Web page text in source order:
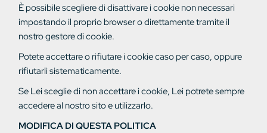
È possibile scegliere di disattivare i cookie non necessari
impostando il proprio browser o direttamente tramite il
nostro gestore di cookie.
Potete accettare o rifiutare i cookie caso per caso, oppure
rifiutarli sistematicamente.
Se Lei scegliedi nonaccettare i cookie, Lei potrete sempre
accedere al nostro sito e utilizzarlo.
MODIFICA DI QUESTA POLITICA